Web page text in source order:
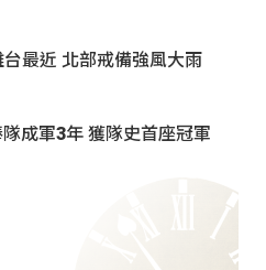
最近 北部戒備強風大雨
成軍3年 獲隊史首座冠軍